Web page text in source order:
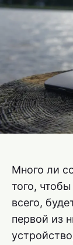
Много ли
того,
всего,
первой из